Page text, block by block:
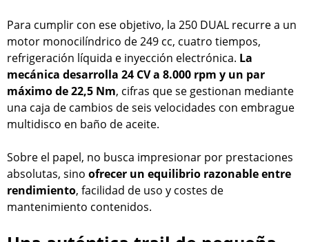
Para cumplir con ese objetivo, la 250 DUAL recurre a un
motor monocilíndrico de 249 cc, cuatro tiempos,
refrigeración líquida e inyección electrónica. La
mecánica desarrolla 24 CV a 8.000 rpm y un par
máximo de 22,5 Nm, cifras que se gestionan mediante
una caja de cambios de seis velocidades con embrague
multidisco en baño de aceite.
Sobre el papel, no busca impresionar por prestaciones
absolutas, sino ofrecer un equilibrio razonable entre
rendimiento, facilidad de uso y costes de
mantenimiento contenidos.